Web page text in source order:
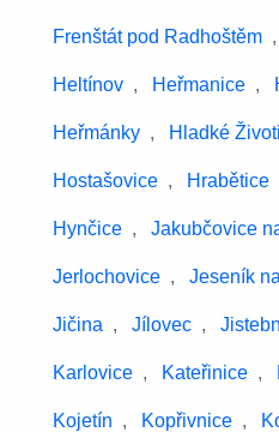
Frenštát pod Radhoštěm ,
Heltínov , Heřmanice ,
Heřmánky , Hladké
Hostašovice , Hrabětice
Hynčice , Jakubčovice
Jerlochovice , Jeseník
Jičina , Jílovec ,
Karlovice , Kateřinice ,
Kojetín , Kopřivnice ,